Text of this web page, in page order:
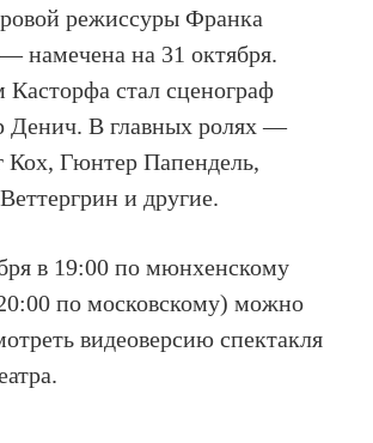
режиссуры Франка
намечена на 31 октября.
Касторфа стал сценограф
Денич. В главных ролях —
Кох, Гюнтер Папендель,
и другие.
в 19:00 по мюнхенскому
по московскому) можно
видеоверсию спектакля